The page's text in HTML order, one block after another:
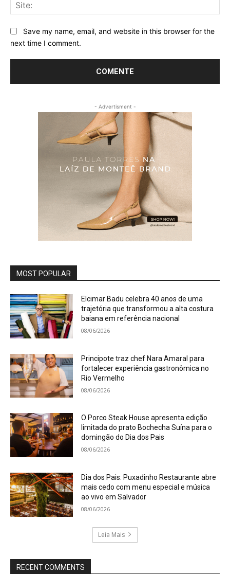
Save my name, email, and website in this browser for the
next time I comment.
- Advertisment -
MOST POPULAR
Elcimar Badu celebra 40 anos de uma
trajetória que transformou a alta costura
baiana em referência nacional
08/06/2026
Principote traz chef Nara Amaral para
fortalecer experiência gastronômica no
Rio Vermelho
08/06/2026
O Porco Steak House apresenta edição
limitada do prato Bochecha Suína para o
domingão do Dia dos Pais
08/06/2026
Dia dos Pais: Puxadinho Restaurante abre
mais cedo com menu especial e música
ao vivo em Salvador
08/06/2026
Leia Mais
RECENT COMMENTS